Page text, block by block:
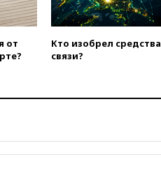
вчера, 21:26 Лидеры сборной
РФ по гимнастике получили
Хорватии
свыше 6,5 тысячи грузовиков
от
Кто изобрел средства
связи?